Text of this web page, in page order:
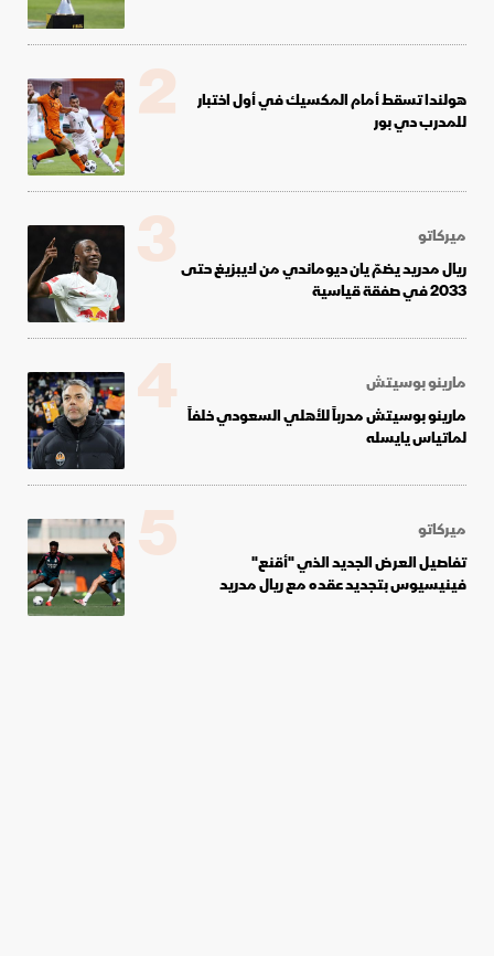
هولندا تسقط أمام المكسيك في أول اختبار
للمدرب دي بور
2
ميركاتو
ريال مدريد يضمّ يان ديوماندي من لايبزيغ حتى
2033 في صفقة قياسية
3
مارينو بوسيتش
مارينو بوسيتش مدرباً للأهلي السعودي خلفاً
لماتياس يايسله
4
ميركاتو
تفاصيل العرض الجديد الذي "أقنع"
فينيسيوس بتجديد عقده مع ريال مدريد
5